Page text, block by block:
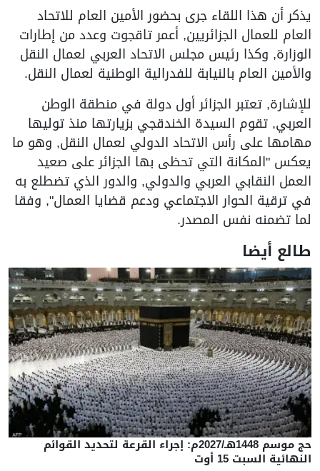
يذكر أن هذا اللقاء جرى بحضور الأمين العام للاتحاد
العام للعمال الجزائريين, أعمر تاقجوت وعدد من إطارات
الوزارة, وكذا رئيس مجلس الاتحاد العربي لعمال النقل
والأمين العام بالنيابة للفدرالية الوطنية لعمال النقل.
للإشارة, تعتبر الجزائر أول دولة في منطقة الوطن
العربي, تقوم السيدة الخندقجي بزيارتها منذ توليها
مهامها على رأس الاتحاد الدولي لعمال النقل, وهو ما
يعكس "المكانة التي تحظى بها الجزائر على صعيد
العمل النقابي العربي والدولي, والدور الذي تضطلع به
في ترقية الحوار الاجتماعي ودعم قضايا العمال", وفقا
لما تضمنه نفس المصدر.
طالع أيضا
حج موسم 1448هـ/2027م: إجراء القرعة لتحديد القوائم
النهائية السبت 15 أوت